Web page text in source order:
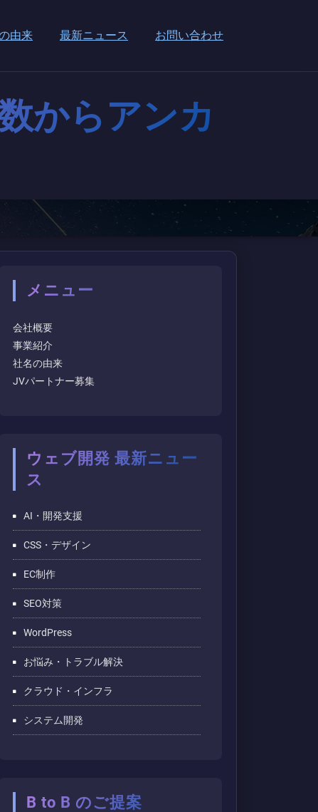
由来 最新ニュース お問い合わせ
からアンカ
メニュー
会社概要
事業紹介
社名の由来
JVパートナー募集
ウェブ開発 最新ニュー
ス
AI・開発支援
CSS・デザイン
EC制作
SEO対策
WordPress
お悩み・トラブル解決
クラウド・インフラ
システム開発
B to B のご提案